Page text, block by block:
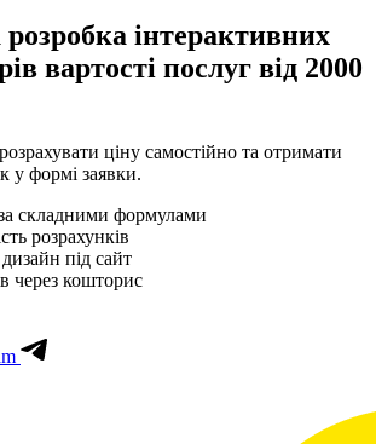
інтерактивних
вартості послуг від 2000
ціну самостійно та отримати
у формі заявки.
складними формулами
розрахунків
під сайт
через кошторис